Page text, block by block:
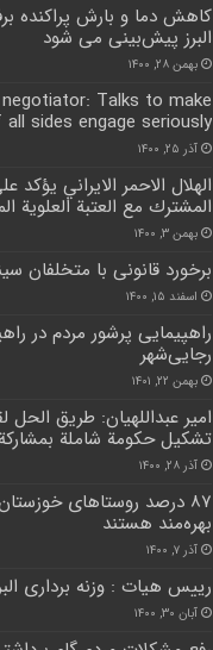
کاهش دما و بارش پراکنده
البرز پیش‌بینی می شود
بهمن ۲۸, ۱۴۰۰
Talks to make
sides engage seriously
آذر ۲۵, ۱۴۰۰
الهلال الاحمر الايراني يؤكد
المشترك مع العتبة العلوية
بهمن ۳, ۱۴۰۰
برخورد قانونی با متخلفان
اسفند ۱۵, ۱۴۰۰
رجایی‌شهر
بهمن ۲۲, ۱۴۰۱
امير عبداللهيان: طريق الحل
تشكيل حكومة شاملة
آذر ۲۸, ۱۴۰۰
۸۷ درصد روستاهای
بهره‌مند هستند
آذر ۷, ۱۴۰۰
رییس هیات : وزنه برداری
آبان ۳۰, ۱۴۰۰